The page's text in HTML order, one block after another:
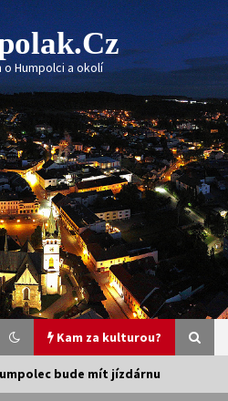
o Humpolci a okolí
Kam za kulturou?
bude mít jízdárnu